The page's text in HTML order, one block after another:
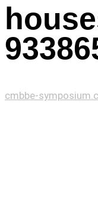
cmbbe-